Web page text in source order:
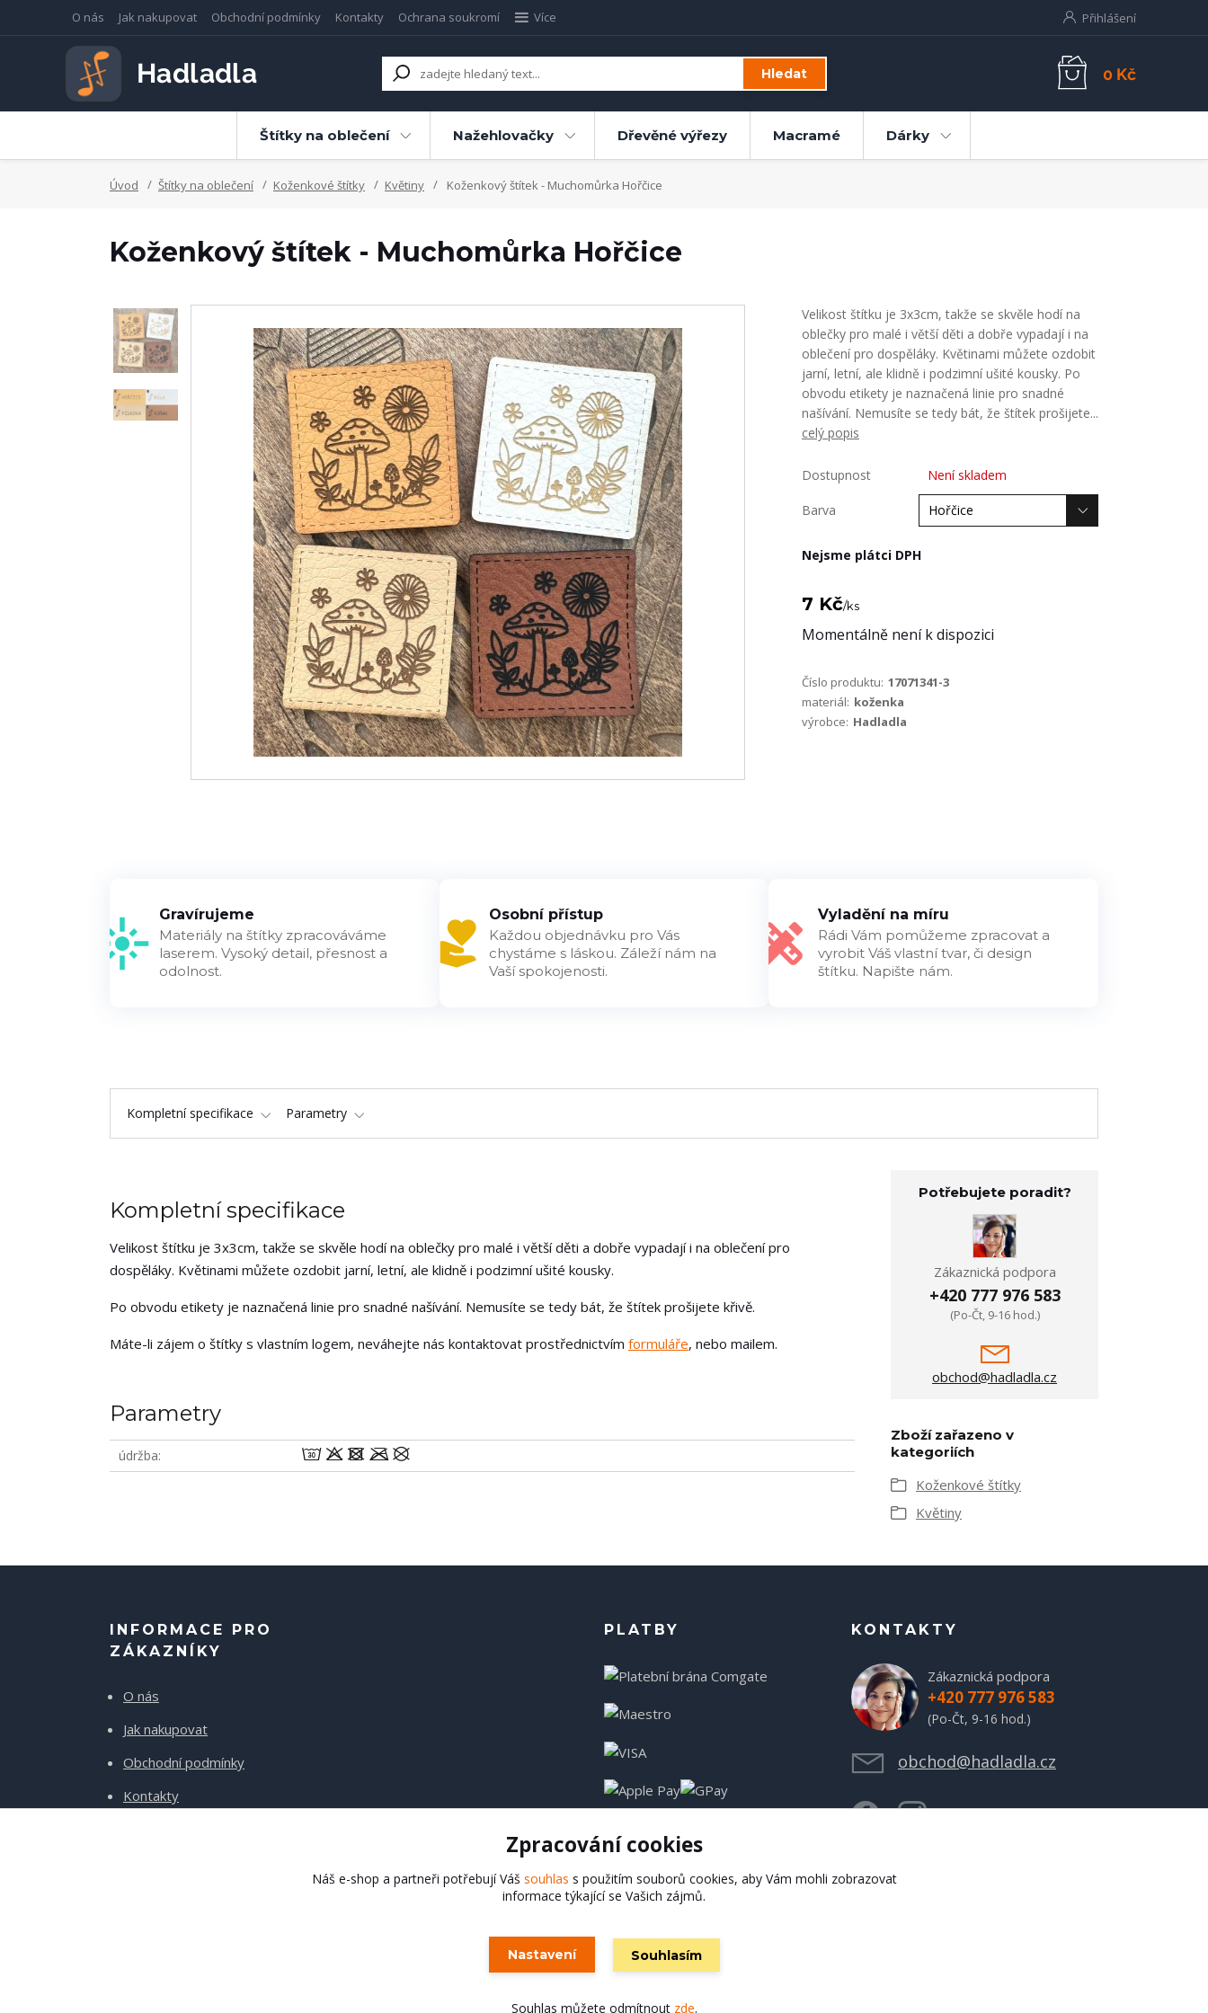
O nás Jak nakupovat Obchodní podmínky Kontakty Ochrana soukromí Více Přihlášení
Hledat 0 Kč
Štítky na oblečení Nažehlovačky Dřevěné výřezy Macramé Dárky
Úvod Štítky na oblečení Koženkové štítky Květiny Koženkový štítek - Muchomůrka Hořčice
Koženkový štítek - Muchomůrka Hořčice
Velikost štítku je 3x3cm, takže se skvěle hodí na
oblečky pro malé i větší děti a dobře vypadají i na
oblečení pro dospěláky. Květinami můžete ozdobit
jarní, letní, ale klidně i podzimní ušité kousky. Po
obvodu etikety je naznačená linie pro snadné
našívání. Nemusíte se tedy bát, že štítek prošijete...
celý popis
Dostupnost Není skladem
Barva
Nejsme plátci DPH
7 Kč/ks
Momentálně není k dispozici
Číslo produktu: 17071341-3
materiál: koženka
výrobce: Hadladla
Gravírujeme
Materiály na štítky zpracováváme
laserem. Vysoký detail, přesnost a
odolnost.
Osobní přístup
Každou objednávku pro Vás
chystáme s láskou. Záleží nám na
Vaší spokojenosti.
Vyladění na míru
Rádi Vám pomůžeme zpracovat a
vyrobit Váš vlastní tvar, či design
štítku. Napište nám.
Kompletní specifikace Parametry
Kompletní specifikace
Velikost štítku je 3x3cm, takže se skvěle hodí na oblečky pro malé i větší děti a dobře vypadají i na oblečení pro
dospěláky. Květinami můžete ozdobit jarní, letní, ale klidně i podzimní ušité kousky.
Po obvodu etikety je naznačená linie pro snadné našívání. Nemusíte se tedy bát, že štítek prošijete křivě.
Máte-li zájem o štítky s vlastním logem, neváhejte nás kontaktovat prostřednictvím formuláře, nebo mailem.
Parametry
údržba wodmU
Potřebujete poradit?
Zákaznická podpora
+420 777 976 583
(Po-Čt, 9-16 hod.)
obchod@hadladla.cz
Zboží zařazeno v
kategoriích
Koženkové štítky
Květiny
INFORMACE PRO
ZÁKAZNÍKY
O nás
Jak nakupovat
Obchodní podmínky
Kontakty
PLATBY KONTAKTY
Zákaznická podpora
+420 777 976 583
(Po-Čt, 9-16 hod.)
obchod@hadladla.cz
Hadladla.cz
Zpracování cookies
Náš e-shop a partneři potřebují Váš souhlas s použitím souborů cookies, aby Vám mohli zobrazovat
informace týkající se Vašich zájmů.
Nastavení Souhlasím
Souhlas můžete odmítnout zde.